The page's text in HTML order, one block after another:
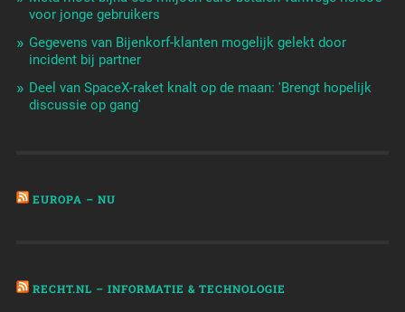
voor jonge gebruikers
Gegevens van Bijenkorf-klanten mogelijk gelekt door
incident bij partner
Deel van SpaceX-raket knalt op de maan: 'Brengt hopelijk
discussie op gang'
EUROPA – NU
RECHT.NL – INFORMATIE & TECHNOLOGIE